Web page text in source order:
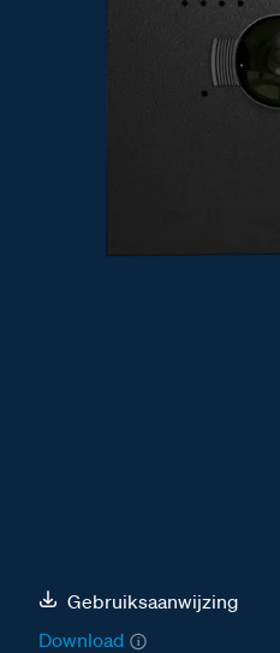
Gebruiksaanwijzing
Download